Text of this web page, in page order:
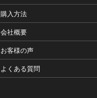
購入方法
会社概要
お客様の声
よくある質問